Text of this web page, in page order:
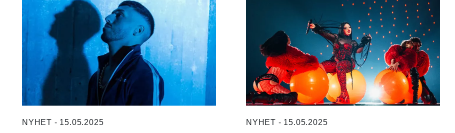
NYHET - 15.05.2025 NYHET - 15.05.2025